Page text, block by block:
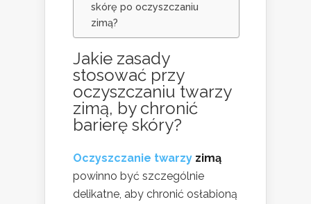
skórę po oczyszczaniu
zimą?
Jakie zasady
stosować przy
oczyszczaniu twarzy
zimą, by chronić
barierę skóry?
Oczyszczanie twarzy zimą
powinno być szczególnie
delikatne, aby chronić osłabioną